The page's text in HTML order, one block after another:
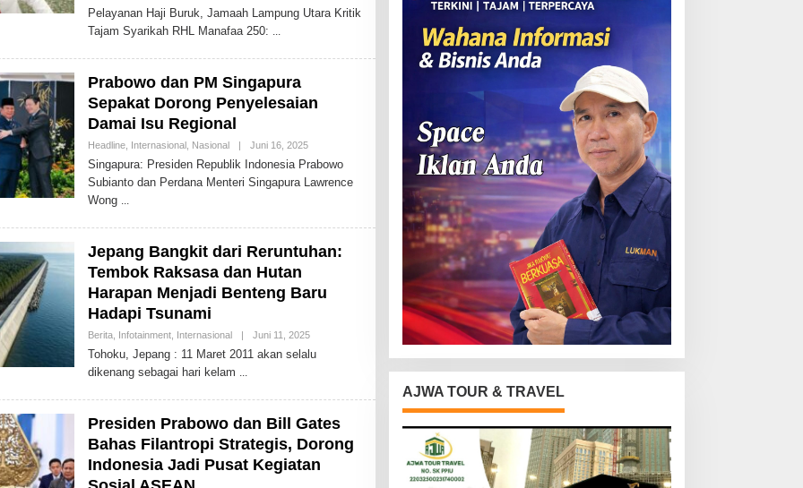
E
H
O
A
2
Pelayanan Haji Buruk, Jamaah Lampung Utara Kritik
Tajam Syarikah RHL Manafaa 250:
Prabowo dan PM Singapura
Sepakat Dorong Penyelesaian
Damai Isu Regional
Headline, Internasional, Nasional | Juni 16, 2025O
E
H
Y
2
Singapura: Presiden Republik Indonesia Prabowo
Subianto dan Perdana Menteri Singapura Lawrence
Wong
Jepang Bangkit dari Reruntuhan:
Tembok Raksasa dan Hutan
Harapan Menjadi Benteng Baru
Hadapi Tsunami
Berita, Infotainment, Internasional | Juni 11, 2025O
E
O
A
2
Tohoku, Jepang : 11 Maret 2011 akan selalu
dikenang sebagai hari kelam
Presiden Prabowo dan Bill Gates
Bahas Filantropi Strategis, Dorong
Indonesia Jadi Pusat Kegiatan
AJWA TOUR & TRAVEL